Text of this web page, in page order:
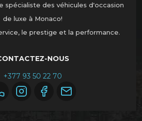
spécialiste des véhicules d'occasion
de luxe à Monaco!
le prestige et la performance.
NOUS
+377 93 50 22 70